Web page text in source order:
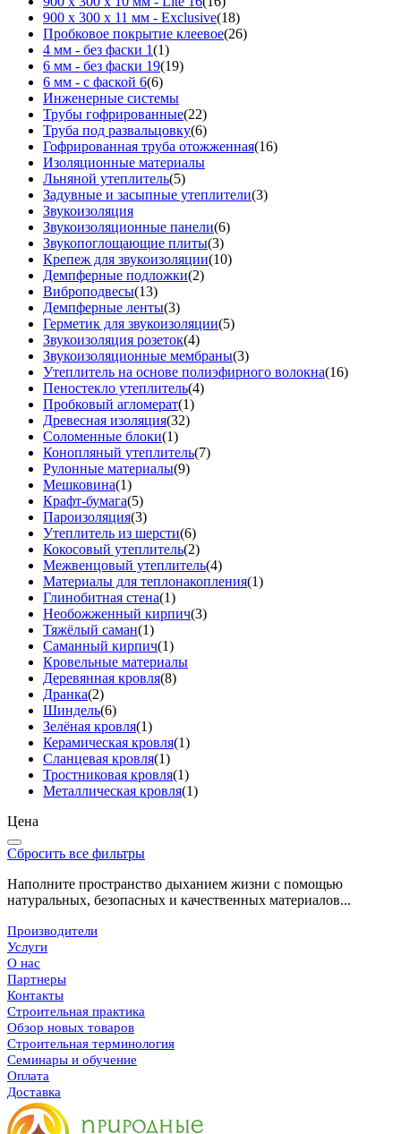
900 х 300 х 11 мм - Exclusive(18)
Пробковое покрытие клеевое(26)
4 мм - без фаски 1(1)
6 мм - без фаски 19(19)
6 мм - с фаской 6(6)
Инженерные системы
Трубы гофрированные(22)
Труба под развальцовку(6)
Гофрированная труба отожженная(16)
Изоляционные материалы
Льняной утеплитель(5)
Задувные и засыпные утеплители(3)
Звукоизоляция
Звукоизоляционные панели(6)
Звукопоглощающие плиты(3)
Крепеж для звукоизоляции(10)
Демпферные подложки(2)
Виброподвесы(13)
Демпферные ленты(3)
Герметик для звукоизоляции(5)
Звукоизоляция розеток(4)
Звукоизоляционные мембраны(3)
Утеплитель на основе полиэфирного волокна(16)
Пеностекло утеплитель(4)
Пробковый агломерат(1)
Древесная изоляция(32)
Соломенные блоки(1)
Конопляный утеплитель(7)
Рулонные материалы(9)
Мешковина(1)
Крафт-бумага(5)
Пароизоляция(3)
Утеплитель из шерсти(6)
Кокосовый утеплитель(2)
Межвенцовый утеплитель(4)
Материалы для теплонакопления(1)
Глинобитная стена(1)
Необожженный кирпич(3)
Тяжёлый саман(1)
Саманный кирпич(1)
Кровельные материалы
Деревянная кровля(8)
Дранка(2)
Шиндель(6)
Зелёная кровля(1)
Керамическая кровля(1)
Сланцевая кровля(1)
Тростниковая кровля(1)
Металлическая кровля(1)
Цена
Сбросить все фильтры
Наполните пространство дыханием жизни с помощью
натуральных, безопасных и качественных материалов...
Производители
Услуги
О нас
Партнеры
Контакты
Строительная практика
Обзор новых товаров
Строительная терминология
Семинары и обучение
Оплата
Доставка